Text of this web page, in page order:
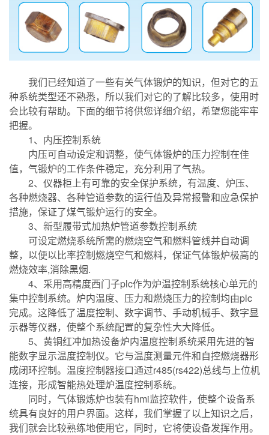
我们已经知道了一些有关气体锻炉的知识，但对它的五
种系统类型还不熟悉，所以我们对它的了解比较多，使用时
会比较有帮助。下面的细节将供您详细介绍，希望您能牢牢
把握。
1、内压控制系统
内压可自动设定和调整，使气体锻炉的压力控制在佳
值，气锻炉的工作条件稳定，充分利用了气热。
2、仪器柜上有可靠的安全保护系统，有温度、炉压、
各种燃烧器、各种管道参数的运行值及异常报警和应急保护
措施，保证了煤气锻炉运行的安全。
3、新型履带式加热炉管道参数控制系统
可设定燃烧系统所需的燃烧空气和燃料管线并自动调
整，以便以比率控制燃烧空气和燃料，保证气体锻炉极高的
燃烧效率,消除黑烟.
4、采用高精度西门子plc作为炉温控制系统核心单元的
集中控制系统。炉内温度、压力和燃烧压力的控制均由plc
完成。这降低了温度控制、数字调节、手动机械手、数字显
示器等仪器，使整个系统配置的复杂性大大降低。
5、黄铜红冲加热设备炉内温度控制系统采用先进的智
能数字显示温度控制仪。它与温度测量元件和自控燃烧器形
成闭环控制。温度控制器接口通过r485(rs422)总线与上位机
连接，形成智能热处理炉温度控制系统。
同时，气体锻炼炉也装有hmi监控软件，使整个设备系
统具有良好的用户界面。这样，我们掌握了以上知识之后，
我们就会比较熟练地使用它，同时，它将使设备发挥作用。